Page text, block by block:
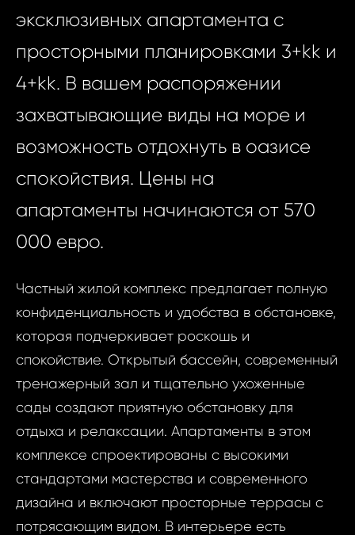
эксклюзивных апартамента с
просторными планировками 3+kk и
4+kk. В вашем распоряжении
захватывающие виды на море и
возможность отдохнуть в оазисе
спокойствия. Цены на
апартаменты начинаются от 570
000 евро.
Частный жилой комплекс предлагает полную
конфиденциальность и удобства в обстановке,
которая подчеркивает роскошь и
спокойствие. Открытый бассейн, современный
тренажерный зал и тщательно ухоженные
сады создают приятную обстановку для
отдыха и релаксации. Апартаменты в этом
комплексе спроектированы с высокими
стандартами мастерства и современного
дизайна и включают просторные террасы с
потрясающим видом. В интерьере есть